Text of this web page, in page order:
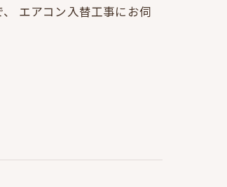
エアコン入替工事にお伺